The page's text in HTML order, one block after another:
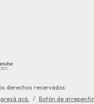
derechos reservados.
acá. / Botón de